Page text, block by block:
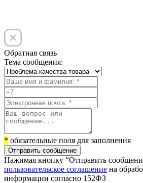
Обратная связь
Тема сообщения:
* обязательные поля для заполнения
Отправить сообщение
Нажимая кнопку “Отправить
пользовательское соглашение на
информации согласно 152ФЗ